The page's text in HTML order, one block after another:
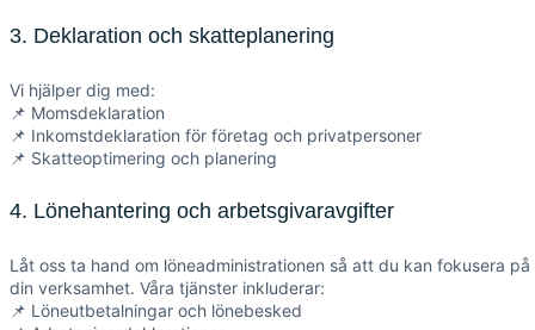
3. Deklaration och skatteplanering
Vi hjälper dig med:
📌 Momsdeklaration
📌 Inkomstdeklaration för företag och privatpersoner
📌 Skatteoptimering och planering
4. Lönehantering och arbetsgivaravgifter
Låt oss ta hand om löneadministrationen så att du kan fokusera på
din verksamhet. Våra tjänster inkluderar:
📌 Löneutbetalningar och lönebesked